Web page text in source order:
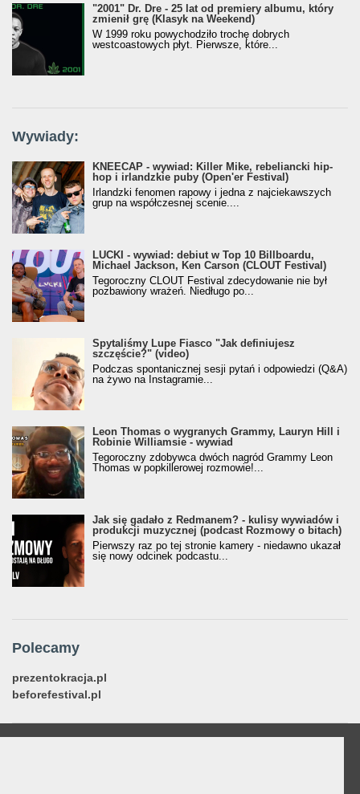
"2001" Dr. Dre - 25 lat od premiery albumu, który
zmienił grę (Klasyk na Weekend)
W 1999 roku powychodziło trochę dobrych
westcoastowych płyt. Pierwsze, które...
Wywiady:
KNEECAP - wywiad: Killer Mike, rebeliancki hip-
hop i irlandzkie puby (Open'er Festival)
Irlandzki fenomen rapowy i jedna z najciekawszych
grup na współczesnej scenie....
LUCKI - wywiad: debiut w Top 10 Billboardu,
Michael Jackson, Ken Carson (CLOUT Festival)
Tegoroczny CLOUT Festival zdecydowanie nie był
pozbawiony wrażeń. Niedługo po...
Spytaliśmy Lupe Fiasco "Jak definiujesz
szczęście?" (video)
Podczas spontanicznej sesji pytań i odpowiedzi (Q&A)
na żywo na Instagramie...
Leon Thomas o wygranych Grammy, Lauryn Hill i
Robinie Williamsie - wywiad
Tegoroczny zdobywca dwóch nagród Grammy Leon
Thomas w popkillerowej rozmowie!...
Jak się gadało z Redmanem? - kulisy wywiadów i
produkcji muzycznej (podcast Rozmowy o bitach)
Pierwszy raz po tej stronie kamery - niedawno ukazał
się nowy odcinek podcastu...
Polecamy
prezentokracja.pl
beforefestival.pl